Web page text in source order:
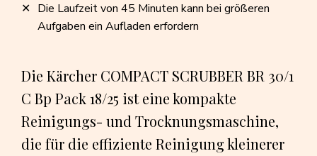
Die Kärcher COMPACT SCRUBBER BR 30/1
C Bp Pack 18/25 ist eine kompakte
Reinigungs- und Trocknungsmaschine,
die für die effiziente Reinigung kleinerer
Die Laufzeit von 45 Minuten kann bei größeren
Aufgaben ein Aufladen erfordern